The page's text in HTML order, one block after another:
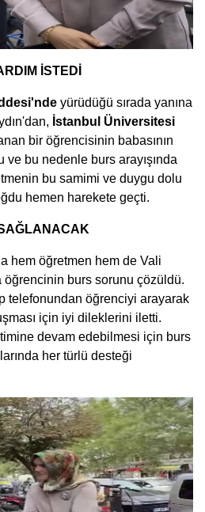
İSTEDİ
yürüdüğü sırada yanına
İstanbul Üniversitesi
bir öğrencisinin babasının
ve bu nedenle burs arayışında
bu samimi ve duygu dolu
hemen harekete geçti.
hem öğretmen hem de Vali
öğrencinin burs sorunu çözüldü.
telefonundan öğrenciyi arayarak
için iyi dileklerini iletti.
devam edebilmesi için burs
her türlü desteği